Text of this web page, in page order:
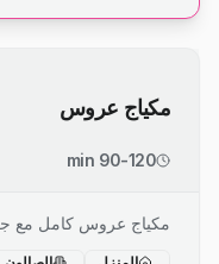
مكياج عروس
90-120 min
مكياج عروس كامل مع